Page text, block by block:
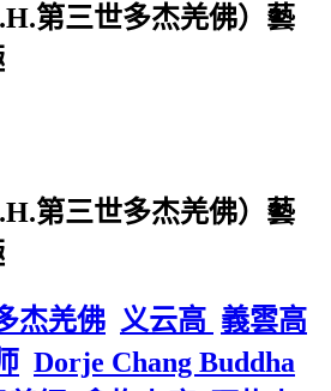
第三世多杰羌佛）藝
第三世多杰羌佛）藝
杰羌佛 义云高 義雲高
Dorje Chang Buddha